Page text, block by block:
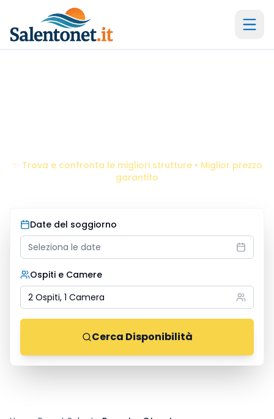
✨ Trova e confronta le migliori strutture • Miglior prezzo
garantito
Date del soggiorno
Seleziona le date
Ospiti e Camere
2 Ospiti, 1 Camera
Cerca Disponibilità